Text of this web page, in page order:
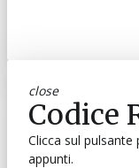
close
Codice
Clicca sul pulsante
appunti.